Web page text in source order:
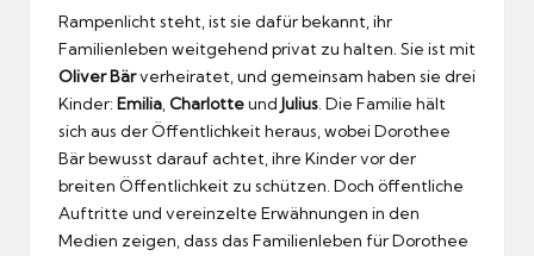
Rampenlicht steht, ist sie dafür bekannt, ihr
Familienleben weitgehend privat zu halten. Sie ist mit
Oliver Bärverheiratet, und gemeinsam haben sie drei
Kinder: Emilia Charlotteund Julius . Die Familie hält
sich aus der Öffentlichkeit heraus, wobei Dorothee
Bär bewusst darauf achtet, ihre Kinder vor der
breiten Öffentlichkeit zu schützen. Doch öffentliche
Auftritte und vereinzelte Erwähnungen in den
Medien zeigen, dass das Familienleben für Dorothee